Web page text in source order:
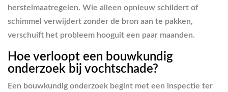
herstelmaatregelen. Wie alleen opnieuw schildert of
schimmel verwijdert zonder de bron aan te pakken,
verschuift het probleem hooguit een paar maanden.
Hoe verloopt een bouwkundig
onderzoek bij vochtschade?
Een bouwkundig onderzoek begint met een inspectie ter